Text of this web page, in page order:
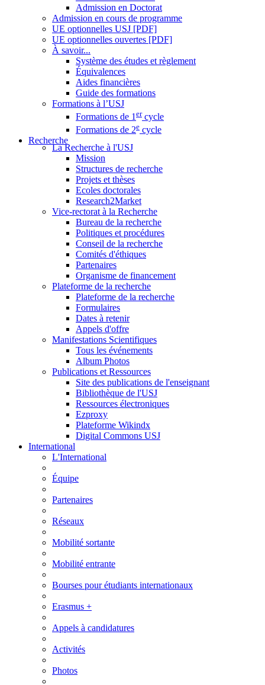
Admission en Doctorat
Admission en cours de programme
UE optionnelles USJ [PDF]
UE optionnelles ouvertes [PDF]
À savoir...
Système des études et règlement
Équivalences
Aides financières
Guide des formations
Formations à l’USJ
Formations de 1 ercycle
Formations de 2e cycle
Recherche
La Recherche à l'USJ
Mission
Structures de recherche
Projets et thèses
Ecoles doctorales
Research2Market
Vice-rectorat à la Recherche
Bureau de la recherche
Politiques et procédures
Conseil de la recherche
Comités d'éthiques
Partenaires
Organisme de financement
Plateforme de la recherche
Plateforme de la recherche
Formulaires
Dates à retenir
Appels d'offre
Manifestations Scientifiques
Tous les événements
Album Photos
Publications et Ressources
Site des publications de l'enseignant
Bibliothèque de l'USJ
Ressources électroniques
Ezproxy
Plateforme Wikindx
Digital Commons USJ
International
L'International
Équipe
Partenaires
Réseaux
Mobilité sortante
Mobilité entrante
Bourses pour étudiants internationaux
Erasmus +
Appels à candidatures
Activités
Photos